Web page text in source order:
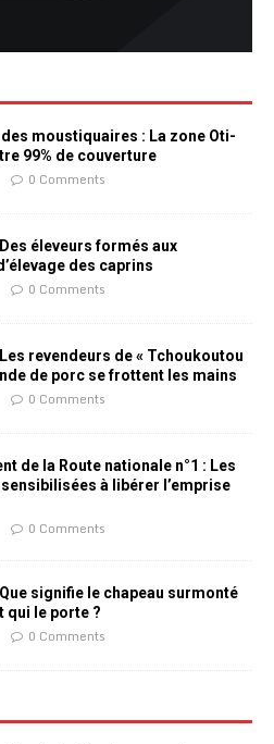
moustiquaires : La zone Oti-
99% de couverture
0 Comments
éleveurs formés aux
des caprins
0 Comments
revendeurs de « Tchoukoutou
de porc se frottent les mains
0 Comments
de la Route nationale n°1 : Les
à libérer l’emprise
0 Comments
signifie le chapeau surmonté
qui le porte ?
0 Comments